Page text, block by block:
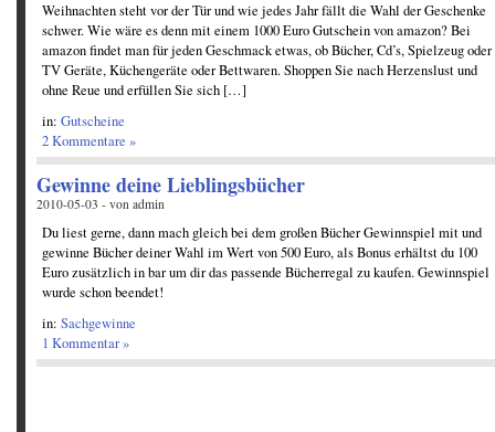
Weihnachten steht vor der Tür und wie jedes Jahr fällt die Wahl der Geschenke
schwer. Wie wäre es denn mit einem 1000 Euro Gutschein von amazon? Bei
amazon findet man für jeden Geschmack etwas, ob Bücher, Cd’s, Spielzeug oder
TV Geräte, Küchengeräte oder Bettwaren. Shoppen Sie nach Herzenslust und
ohne Reue und erfüllen Sie sich […]
in: Gutscheine
2 Kommentare »
Gewinne deine Lieblingsbücher
2010-05-03 - von admin
Du liest gerne, dann mach gleich bei dem großen Bücher Gewinnspiel mit und
gewinne Bücher deiner Wahl im Wert von 500 Euro, als Bonus erhältst du 100
Euro zusätzlich in bar um dir das passende Bücherregal zu kaufen. Gewinnspiel
wurde schon beendet!
in: Sachgewinne
1 Kommentar »